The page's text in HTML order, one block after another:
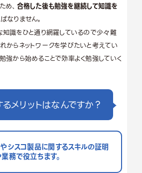
め、 合格した後も勉強を継続して知識を
なりません。
識をひと通り網羅しているので少々難
からネットワークを学びたいと考えてい
から始めることで効率よく勉強していく
メリットはなんですか？
シスコ製品に関するスキルの証明
務で役立ちます。